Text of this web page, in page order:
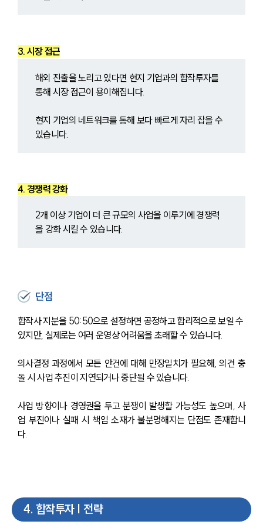
3. 시장 접근
해외 진출을 노리고 있다면 현지 기업과의 합작투자를
통해 시장 접근이 용이해집니다.
현지 기업의 네트워크를 통해 보다 빠르게 자리 잡을 수
있습니다.
4. 경쟁력 강화
2개 이상 기업이 더 큰 규모의 사업을 이루기에 경쟁력
을 강화 시킬 수 있습니다.
단점
합작사 지분을 50:50으로 설정하면 공정하고 합리적으로 보일 수
있지만, 실제로는 여러 운영상 어려움을 초래할 수 있습니다.
의사결정 과정에서 모든 안건에 대해 만장일치가 필요해, 의견 충
돌 시 사업 추진이 지연되거나 중단될 수 있습니다.
사업 방향이나 경영권을 두고 분쟁이 발생할 가능성도 높으며, 사
업 부진이나 실패 시 책임 소재가 불분명해지는 단점도 존재합니
다.
4. 합작투자 | 전략